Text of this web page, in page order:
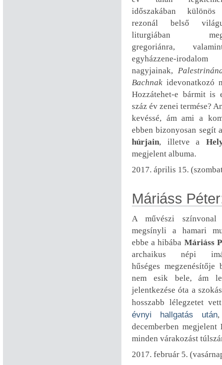
időszakában
rezonál belső
liturgiában
gregoriánra,
egyházzene-irodalom
nagyjainak,
Bachnak idevonatkozó
Hozzátehet-e bármit is
száz év zenei termése?
kevéssé, ám ami a
ebben bizonyosan segít
húrjain, illetve a
megjelent albuma.
2017. április 15.
Máriáss
A művészi színvonal
megsínyli a hamari
ebbe a hibába Máriáss
archaikus népi
hűséges megzenésítője
nem esik bele, ám
jelentkezése óta a
hosszabb lélegzetet
évnyi hallgatás után
decemberben megjelent
minden várakozást
2017. február 5.